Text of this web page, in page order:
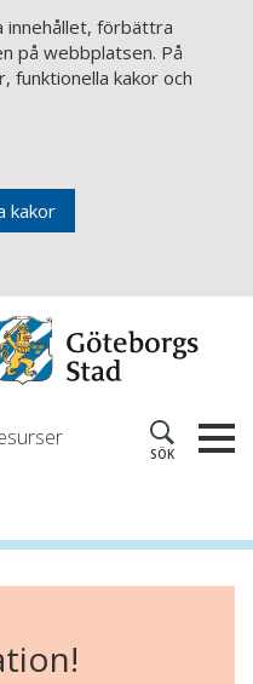
innehållet, förbättra
på webbplatsen. På
funktionella kakor och
kakor
SÖK